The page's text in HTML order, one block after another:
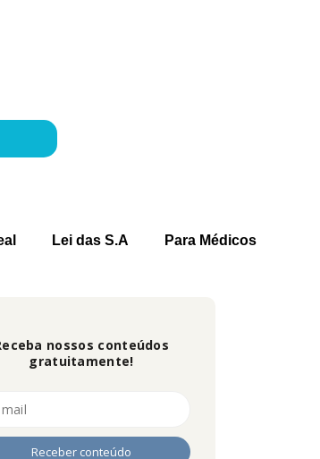
Lei das S.A Para Médicos
nossos conteúdos
gratuitamente!